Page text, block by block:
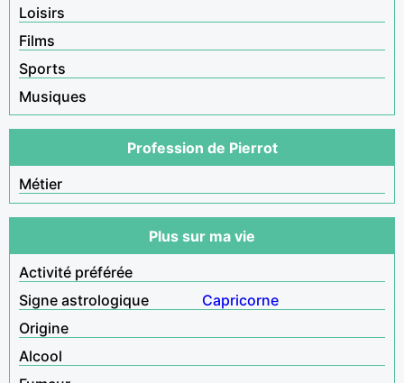
Loisirs
Films
Sports
Musiques
Profession de Pierrot
Métier
Plus sur ma vie
Activité préférée
Signe astrologique
Capricorne
Origine
Alcool